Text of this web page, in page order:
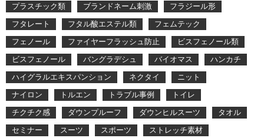
プラスチック類
ブランドネーム刺激
フラジール形
フタレート
フタル酸エステル類
フェムテック
フェノール
ファイヤーフラッシュ防止
ビスフェノール類
ビスフェノール
バングラデシュ バイオマス
ハンカチ
ハイグラルエキスパンション
ネクタイ
ニット
ナイロン
トルエン トラブル事例
トイレ
チクチク感
ダウンプルーフ ダウンヒルスーツ
タオル
セミナー
スーツ スポーツ
ストレッチ素材